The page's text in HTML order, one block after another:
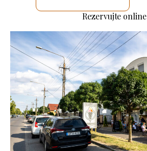
Rezervujte online